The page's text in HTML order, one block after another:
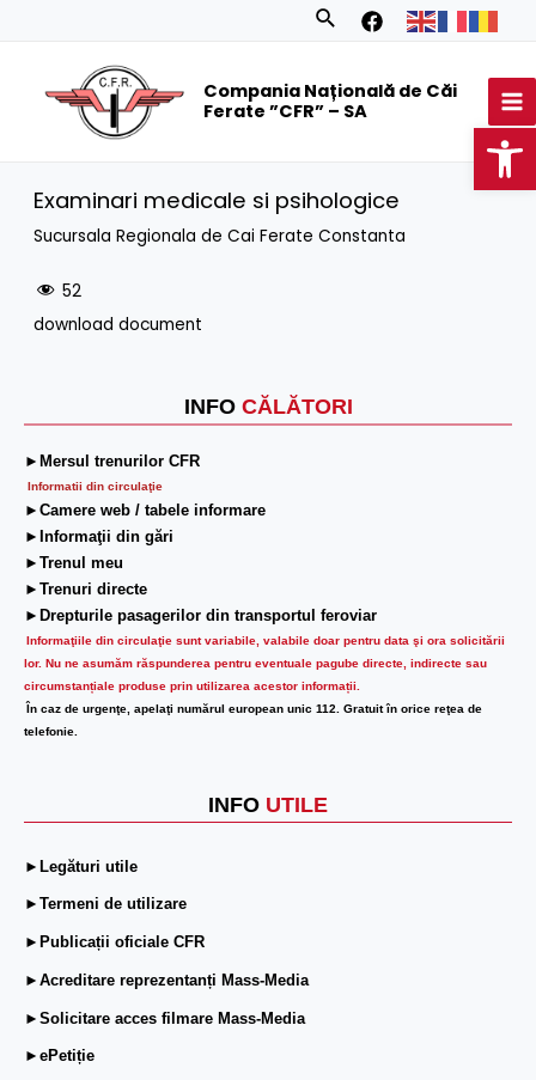
Search
Compania Națională de Căi
Ferate ”CFR” – SA
INFO CĂLĂTORI
►Mersul trenurilor CFR
Informatii din circulaţie
►Camere web / tabele informare
►Informaţii din gări
►Trenul meu
►Trenuri directe
►Drepturile pasagerilor din transportul feroviar
Informaţiile din circulaţie sunt variabile, valabile doar pentru data şi ora solicitării
lor. Nu ne asumăm răspunderea pentru eventuale pagube directe, indirecte sau
circumstanțiale produse prin utilizarea acestor informații.
În caz de urgenţe, apelaţi numărul european unic 112. Gratuit în orice reţea de
telefonie.
INFO UTILE
►Legături utile
►Termeni de utilizare
►Publicații oficiale CFR
►Acreditare reprezentanți Mass-Media
►Solicitare acces filmare Mass-Media
►ePetiție
Examinari medicale si psihologice
Sucursala Regionala de Cai Ferate Constanta
52
download document